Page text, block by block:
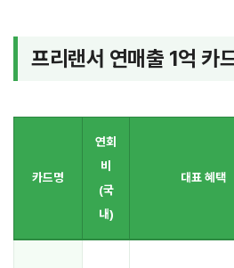
프리랜서 연매출 1억 카
카드명
연회
비
(국
내)
대표 혜택